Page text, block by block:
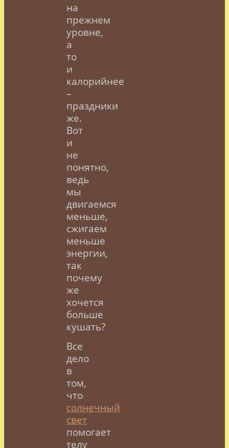
на
прежнем
уровне,
а
то
и
калорийнее
–
праздники
же.
Вот
и
не
понятно,
ведь
мы
двигаемся
меньше,
сжигаем
меньше
энергии,
так
почему
же
хочется
больше
кушать?
Все
дело
в
том,
что
солнечный
свет
помогает
телу